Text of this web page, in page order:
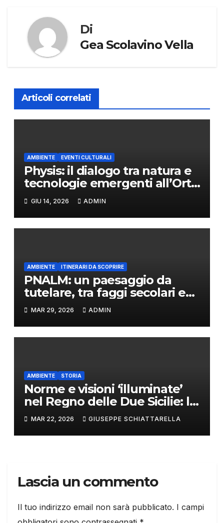
Di
Gea Scolavino Vella
Articoli correlati
AMBIENTE EVENTI CULTURALI
Physis: il dialogo tra natura e
tecnologie emergenti all’Orto
Botanico di Napoli
GIU 14, 2026 ADMIN
AMBIENTE ITINERARI DA SCOPRIRE
PNALM: un paesaggio da
tutelare, tra faggi secolari e
lupi appenninici
MAR 29, 2026 ADMIN
AMBIENTE STORIA
Norme e visioni ‘illuminate’
nel Regno delle Due Sicilie: le
leggi borboniche per la
salvaguardia dell’ambiente e
del paesaggio italiano
MAR 22, 2026 GIUSEPPE SCHIATTARELLA
Lascia un commento
Il tuo indirizzo email non sarà pubblicato. I campi